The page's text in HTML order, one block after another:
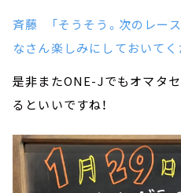
斉藤 「そうそう。次のレー
なさん楽しみにしておいてく
是非またONE-Jでもオマタ
るといいですね！